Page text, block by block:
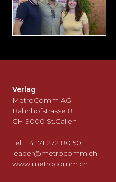
auslassen
und
zurück
zum
gehen?
Verlag
MetroComm AG
Bahnhofstrasse 8
CH-9000 St.Gallen
Tel. +41 71 272 80 50
leader@metrocomm.ch
www.metrocomm.ch